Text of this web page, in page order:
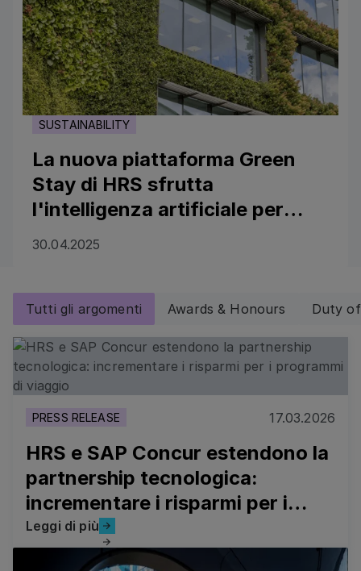
SUSTAINABILITY
La nuova piattaforma Green
Stay di HRS sfrutta
l'intelligenza artificiale per
aiutare gli albergatori ad
30.04.2025
Tutti gli argomenti Awards & Honours Duty
PRESS RELEASE 17.03.2026
HRS e SAP Concur estendono la
partnership tecnologica:
incrementare i risparmi per i
programmi di viaggio
Leggi di più
Leggi di più
HRS e SAP Concur estendono la partnership
Rapporto sullo stato della sostenibilità 2025 di HRS